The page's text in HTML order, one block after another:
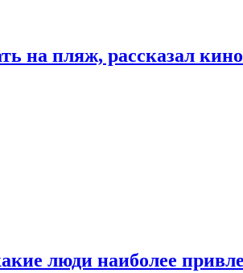
на пляж, рассказал
люди наиболее